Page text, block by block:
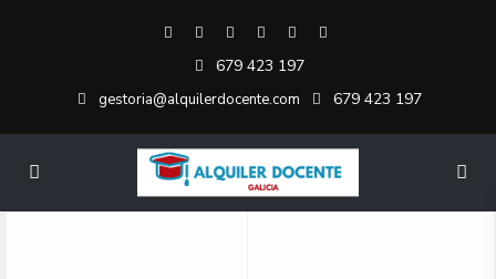
679 423 197
gestoria@alquilerdocente.com 679 423 197